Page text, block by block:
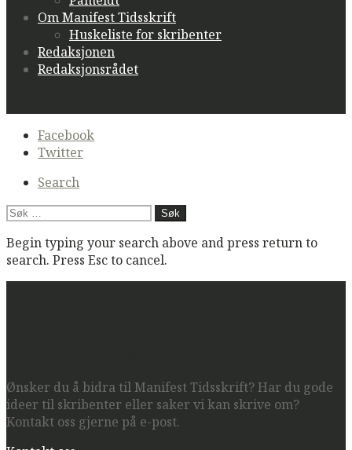
Om Manifest Tidsskrift
Huskeliste for skribenter
Redaksjonen
Redaksjonsrådet
Secondary
navigation
Facebook
Twitter
Search
Søk
Begin typing your search above and press return to
search. Press Esc to cancel.
Ønsker du å bidra til Manifest Tidsskrift? Har du gode
ideer til skribenter eller saker vi kan skrive om?
Kontakt oss gjerne på e-post.